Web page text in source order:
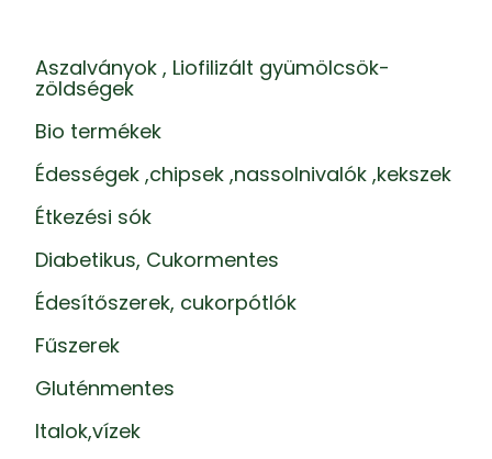
Aszalványok , Liofilizált gyümölcsök-
zöldségek
Bio termékek
Édességek ,chipsek ,nassolnivalók ,kekszek
Étkezési sók
Diabetikus, Cukormentes
Édesítőszerek, cukorpótlók
Fűszerek
Gluténmentes
Italok,vízek